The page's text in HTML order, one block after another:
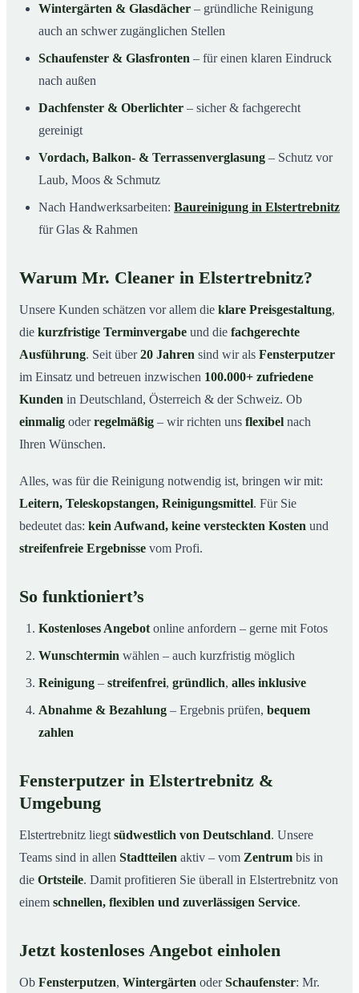
Wintergärten & Glasdächer – gründliche Reinigung
auch an schwer zugänglichen Stellen
Schaufenster & Glasfronten – für einen klaren Eindruck
nach außen
Dachfenster & Oberlichter – sicher & fachgerecht
gereinigt
Vordach, Balkon- & Terrassenverglasung – Schutz vor
Laub, Moos & Schmutz
Nach Handwerksarbeiten: Baureinigung in Elstertrebnitz
für Glas & Rahmen
Warum Mr. Cleaner in Elstertrebnitz?
Unsere Kunden schätzen vor allem die klare Preisgestaltung,
die kurzfristige Terminvergabe und die fachgerechte
Ausführung. Seit über20 Jahren sind wir als Fensterputzer
im Einsatz und betreuen inzwischen 100.000+ zufriedene
Kunden in Deutschland, Österreich & der Schweiz. Ob
einmalig oderregelmäßig – wir richten uns flexibel nach
Ihren Wünschen.
Alles, was für die Reinigung notwendig ist, bringen wir mit:
Leitern, Teleskopstangen, Reinigungsmittel. Für Sie
bedeutet das: kein Aufwand, keine versteckten Kosten und
streifenfreie Ergebnisse vom Profi.
So funktioniert’s
Kostenloses Angebot online anfordern – gerne mit Fotos
Wunschtermin wählen – auch kurzfristig möglich
Reinigung – streifenfrei, gründlich, alles inklusive
Abnahme & Bezahlung – Ergebnis prüfen, bequem
zahlen
Fensterputzer in Elstertrebnitz &
Umgebung
Elstertrebnitz liegt südwestlich von Deutschland. Unsere
Teams sind in allen Stadtteilen aktiv – vom Zentrum bis in
die Ortsteile. Damit profitieren Sie überall in Elstertrebnitz von
einem schnellen, flexiblen und zuverlässigen Service.
Jetzt kostenloses Angebot einholen
Ob Fensterputzen, Wintergärten oderSchaufenster: Mr.